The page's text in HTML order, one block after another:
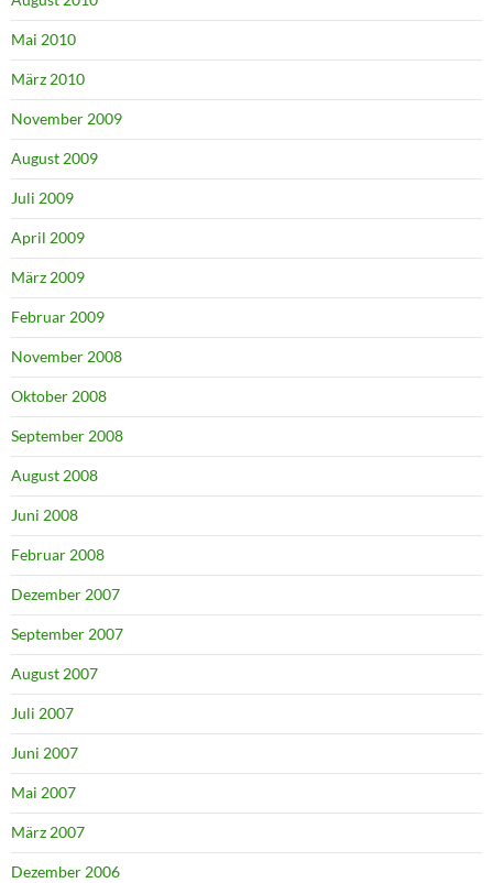
Mai 2010
März 2010
November 2009
August 2009
Juli 2009
April 2009
März 2009
Februar 2009
November 2008
Oktober 2008
September 2008
August 2008
Juni 2008
Februar 2008
Dezember 2007
September 2007
August 2007
Juli 2007
Juni 2007
Mai 2007
März 2007
Dezember 2006